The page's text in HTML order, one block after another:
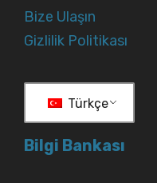
Bize Ulaşın
Gizlilik Politikası
Türkçe
Bilgi Bankası